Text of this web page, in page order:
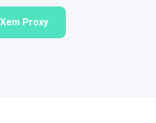
Xem Proxy